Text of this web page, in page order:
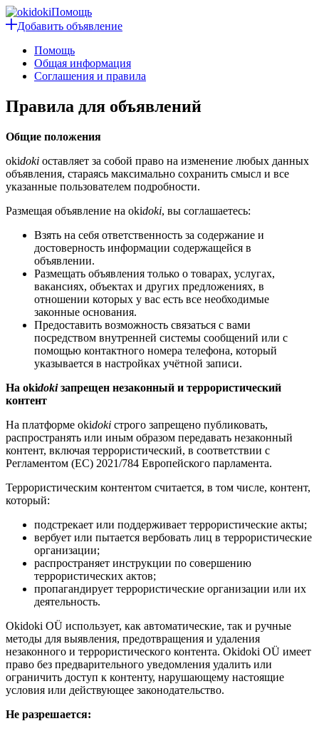
Помощь
Добавить объявление
Помощь
Общая информация
Соглашения и правила
Правила для объявлений
Общие положения
okidoki оставляет за собой право на изменение любых данных
объявления, стараясь максимально сохранить смысл и все
указанные пользователем подробности.
Размещая объявление на okidoki, вы соглашаетесь:
Взять на себя ответственность за содержание и
достоверность информации содержащейся в
объявлении.
Размещать объявления только о товарах, услугах,
вакансиях, объектах и других предложениях, в
отношении которых у вас есть все необходимые
законные основания.
Предоставить возможность связаться с вами
посредством внутренней системы сообщений или с
помощью контактного номера телефона, который
указывается в настройках учётной записи.
На okidokiзапрещен незаконный и террористический
контент
На платформе okidoki строго запрещено публиковать,
распространять или иным образом передавать незаконный
контент, включая террористический, в соответствии с
Регламентом (ЕС) 2021/784 Европейского парламента.
Террористическим контентом считается, в том числе, контент,
который:
подстрекает или поддерживает террористические акты;
вербует или пытается вербовать лиц в террористические
организации;
распространяет инструкции по совершению
террористических актов;
пропагандирует террористические организации или их
деятельность.
Okidoki OÜ использует, как автоматические, так и ручные
методы для выявления, предотвращения и удаления
незаконного и террористического контента. Okidoki OÜ имеет
право без предварительного уведомления удалить или
ограничить доступ к контенту, нарушающему настоящие
условия или действующее законодательство.
Не разрешается: